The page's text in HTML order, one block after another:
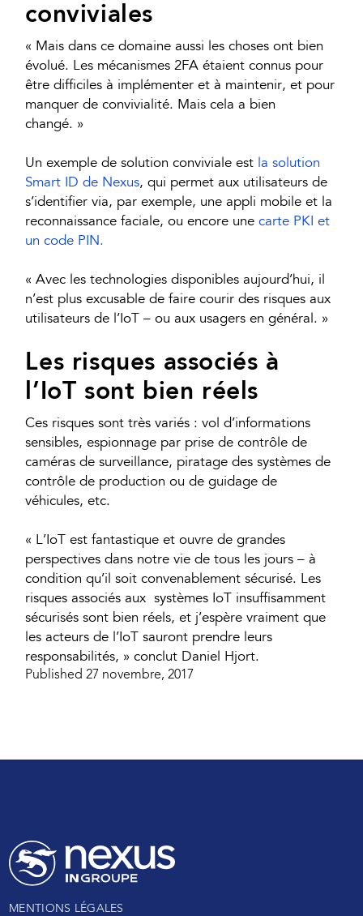
conviviales
« Mais dans ce domaine aussi les choses ont bien
évolué. Les mécanismes 2FA étaient connus pour
être difficiles à implémenter et à maintenir, et pour
manquer de convivialité. Mais cela a bien
changé. »
Un exemple de solution conviviale est la solution
Smart ID de Nexus, qui permet aux utilisateurs de
s’identifier via, par exemple, une appli mobile et la
reconnaissance faciale, ou encore unecarte PKI et
un code PIN.
« Avec les technologies disponibles aujourd’hui, il
n’est plus excusable de faire courir des risques aux
utilisateurs de l’IoT – ou aux usagers en général. »
Les risques associés à
l’IoT sont bien réels
Ces risques sont très variés : vol d’informations
sensibles, espionnage par prise de contrôle de
caméras de surveillance, piratage des systèmes de
contrôle de production ou de guidage de
véhicules, etc.
« L’IoT est fantastique et ouvre de grandes
perspectives dans notre vie de tous les jours – à
condition qu’il soit convenablement sécurisé. Les
risques associés aux systèmes IoT insuffisamment
sécurisés sont bien réels, et j’espère vraiment que
les acteurs de l’IoT sauront prendre leurs
responsabilités, » conclut Daniel Hjort.
Published 27 novembre, 2017
MENTIONS LÉGALES